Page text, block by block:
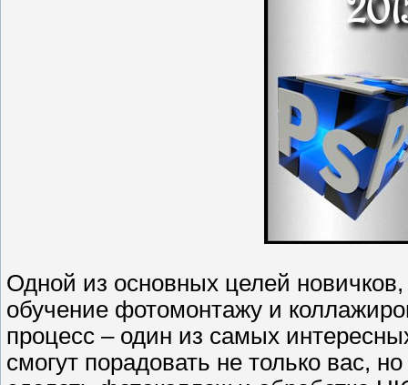
Одной из основных целей
обучение фотомонтажу и
процесс – один из самых
смогут порадовать не только вас,